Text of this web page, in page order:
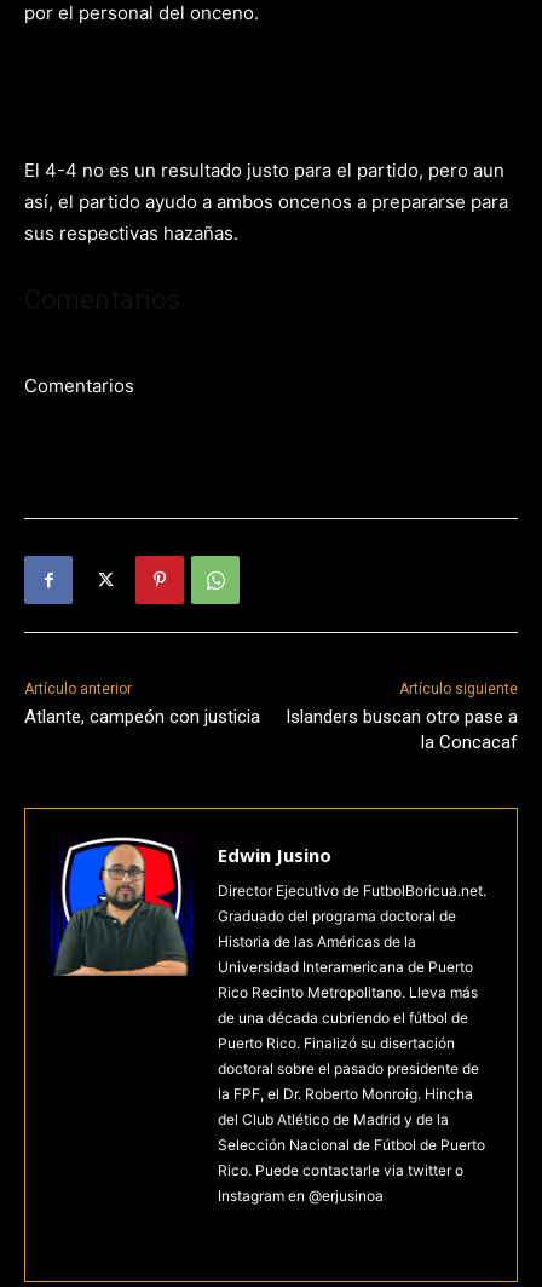
por el personal del onceno.
El 4-4 no es un resultado justo para el partido, pero aun
así, el partido ayudo a ambos oncenos a prepararse para
sus respectivas hazañas.
Comentarios
Artículo anterior
Atlante, campeón con justicia
Artículo siguiente
Islanders buscan otro pase a
la Concacaf
Edwin Jusino
Director Ejecutivo de FutbolBoricua.net.
Graduado del programa doctoral de
Historia de las Américas de la
Universidad Interamericana de Puerto
Rico Recinto Metropolitano. Lleva más
de una década cubriendo el fútbol de
Puerto Rico. Finalizó su disertación
doctoral sobre el pasado presidente de
la FPF, el Dr. Roberto Monroig. Hincha
del Club Atlético de Madrid y de la
Selección Nacional de Fútbol de Puerto
Rico. Puede contactarle via twitter o
Instagram en @erjusinoa